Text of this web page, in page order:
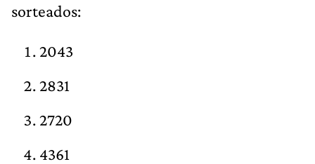
sorteados:
2043
2831
2720
4361